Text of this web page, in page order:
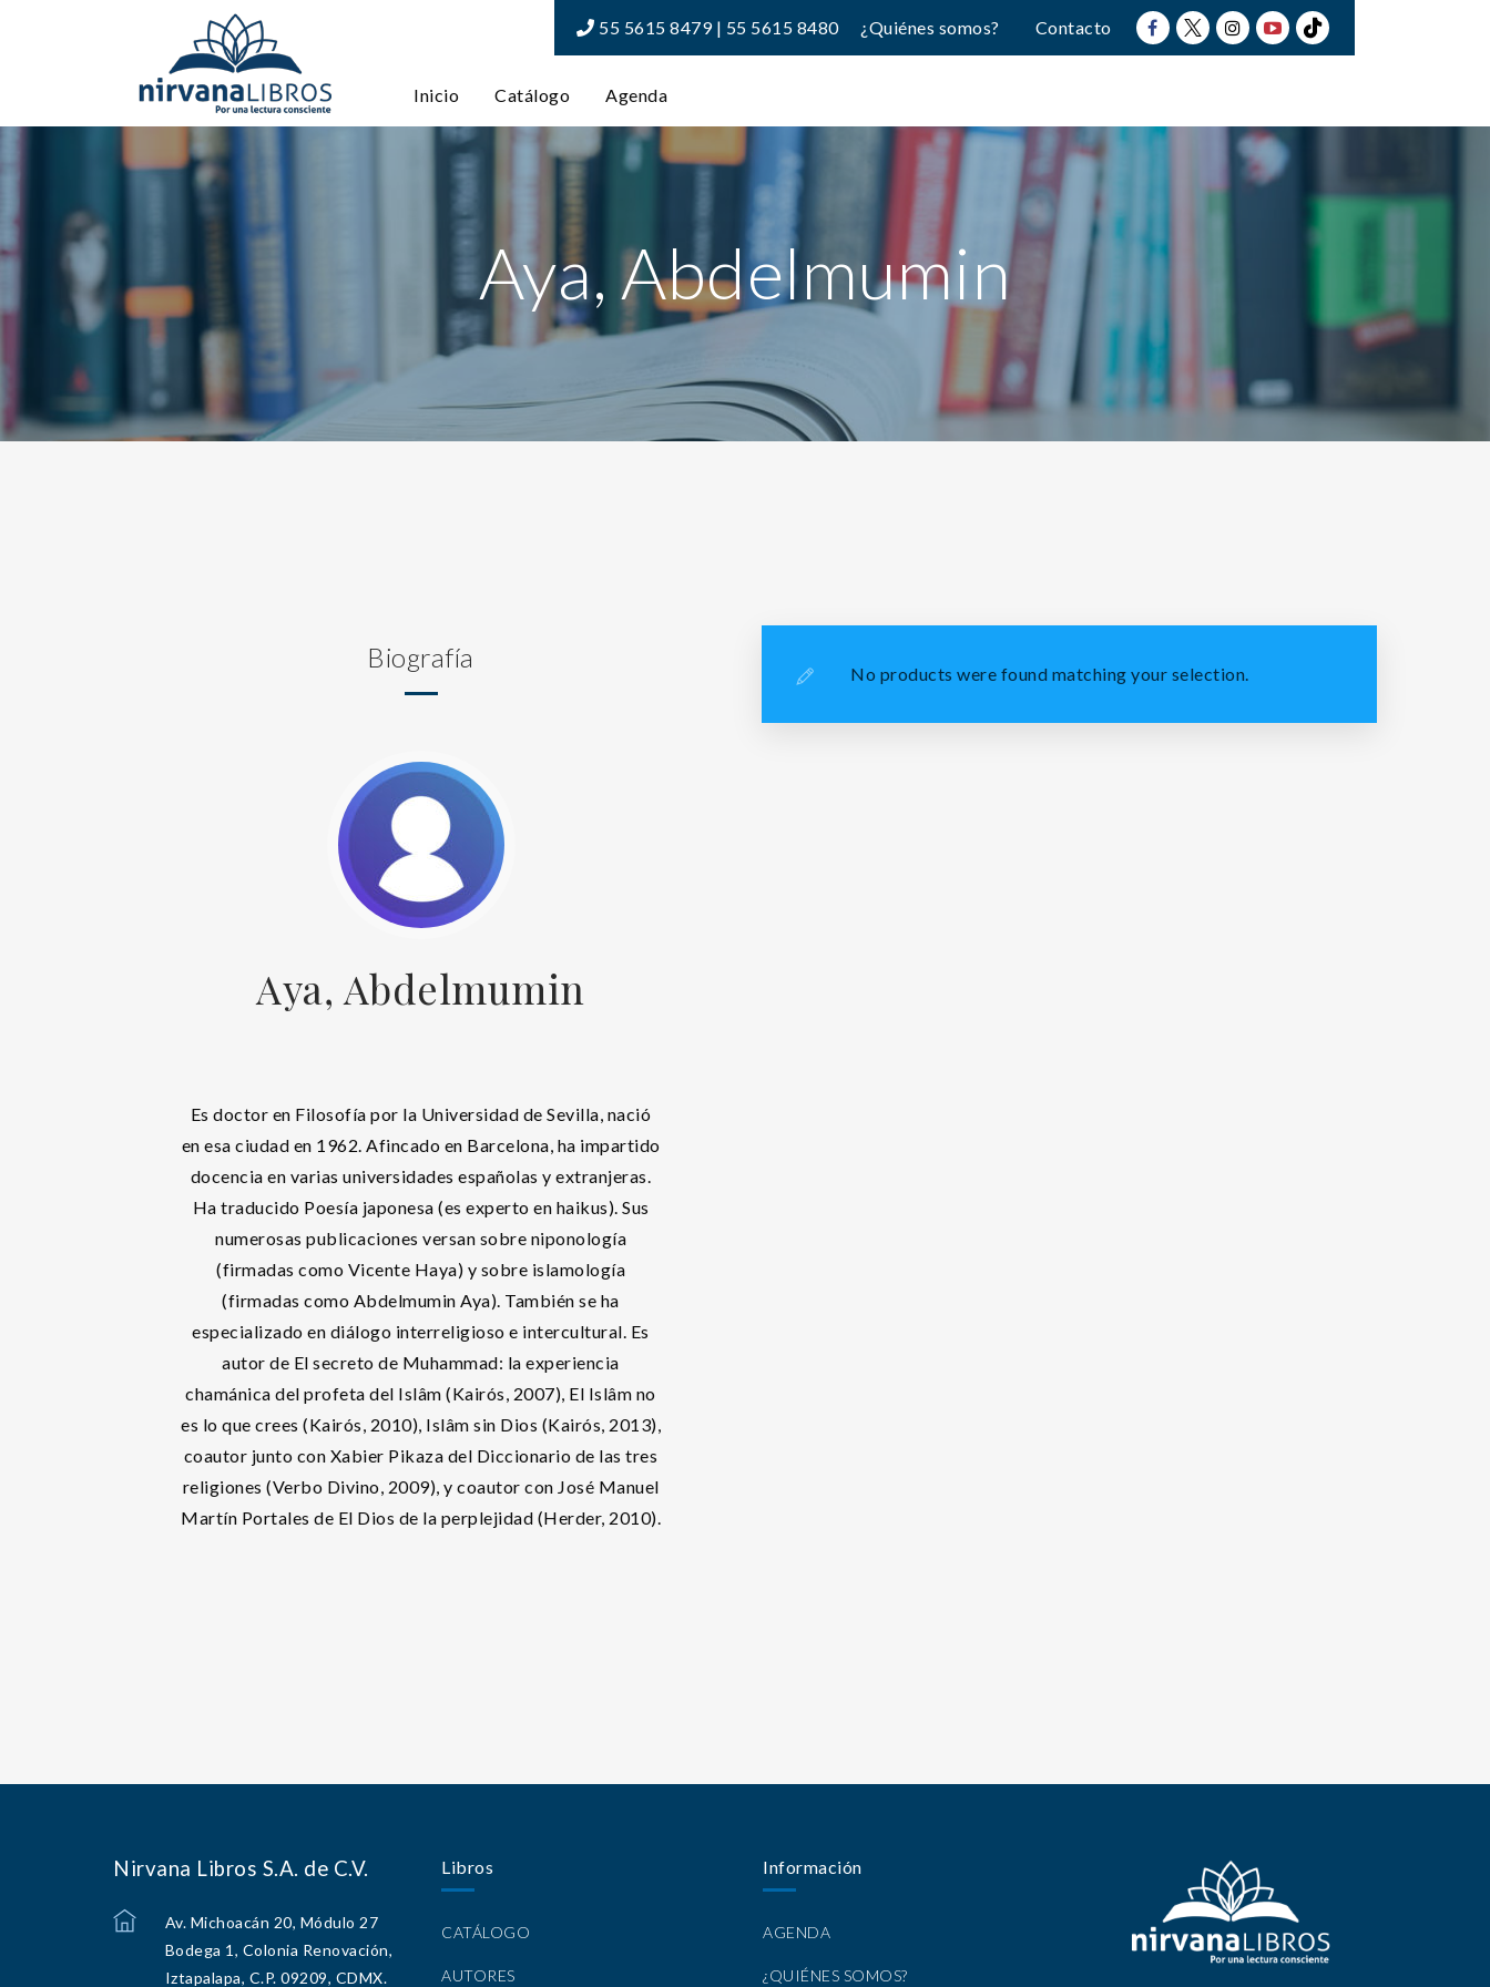
55 5615 8479 | 55 5615 8480 ¿Quiénes somos? Contacto
Inicio Catálogo Agenda
Aya, Abdelmumin
Biografía
Aya, Abdelmumin
Es doctor en Filosofía por la Universidad de Sevilla, nació
en esa ciudad en 1962. Afincado en Barcelona, ha impartido
docencia en varias universidades españolas y extranjeras.
Ha traducido Poesía japonesa (es experto en haikus). Sus
numerosas publicaciones versan sobre niponología
(firmadas como Vicente Haya) y sobre islamología
(firmadas como Abdelmumin Aya). También se ha
especializado en diálogo interreligioso e intercultural. Es
autor de El secreto de Muhammad: la experiencia
chamánica del profeta del Islâm (Kairós, 2007), El Islâm no
es lo que crees (Kairós, 2010), Islâm sin Dios (Kairós, 2013),
coautor junto con Xabier Pikaza del Diccionario de las tres
religiones (Verbo Divino, 2009), y coautor con José Manuel
Martín Portales de El Dios de la perplejidad (Herder, 2010).
No products were found matching your selection.
Nirvana Libros S.A. de C.V.
Av. Michoacán 20, Módulo 27
Bodega 1, Colonia Renovación,
Iztapalapa, C.P. 09209, CDMX.
Libros
CATÁLOGO
AUTORES
Información
AGENDA
¿QUIÉNES SOMOS?